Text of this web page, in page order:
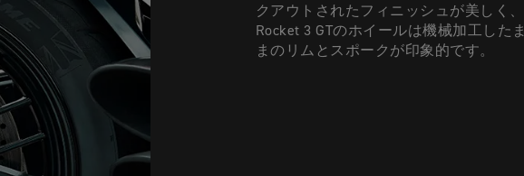
クアウトされたフィニッシュが美しく、
Rocket 3 GTのホイールは機械加工したま
まのリムとスポークが印象的です。